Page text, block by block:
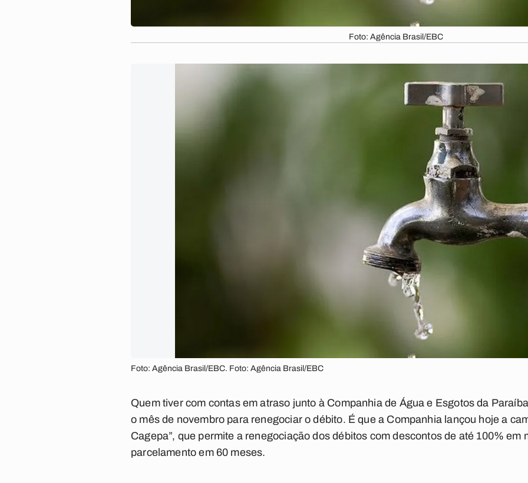
Foto: Agência Brasil/EBC
Foto: Agência Brasil/EBC. Foto: Agência Brasil/EBC
Quem tiver com contas em atraso junto à Companhia de Água e Esgotos da
o mês de novembro para renegociar o débito. É que a Companhia lançou hoje a
Cagepa”, que permite a renegociação dos débitos com descontos de até 100% em
parcelamento em 60 meses.